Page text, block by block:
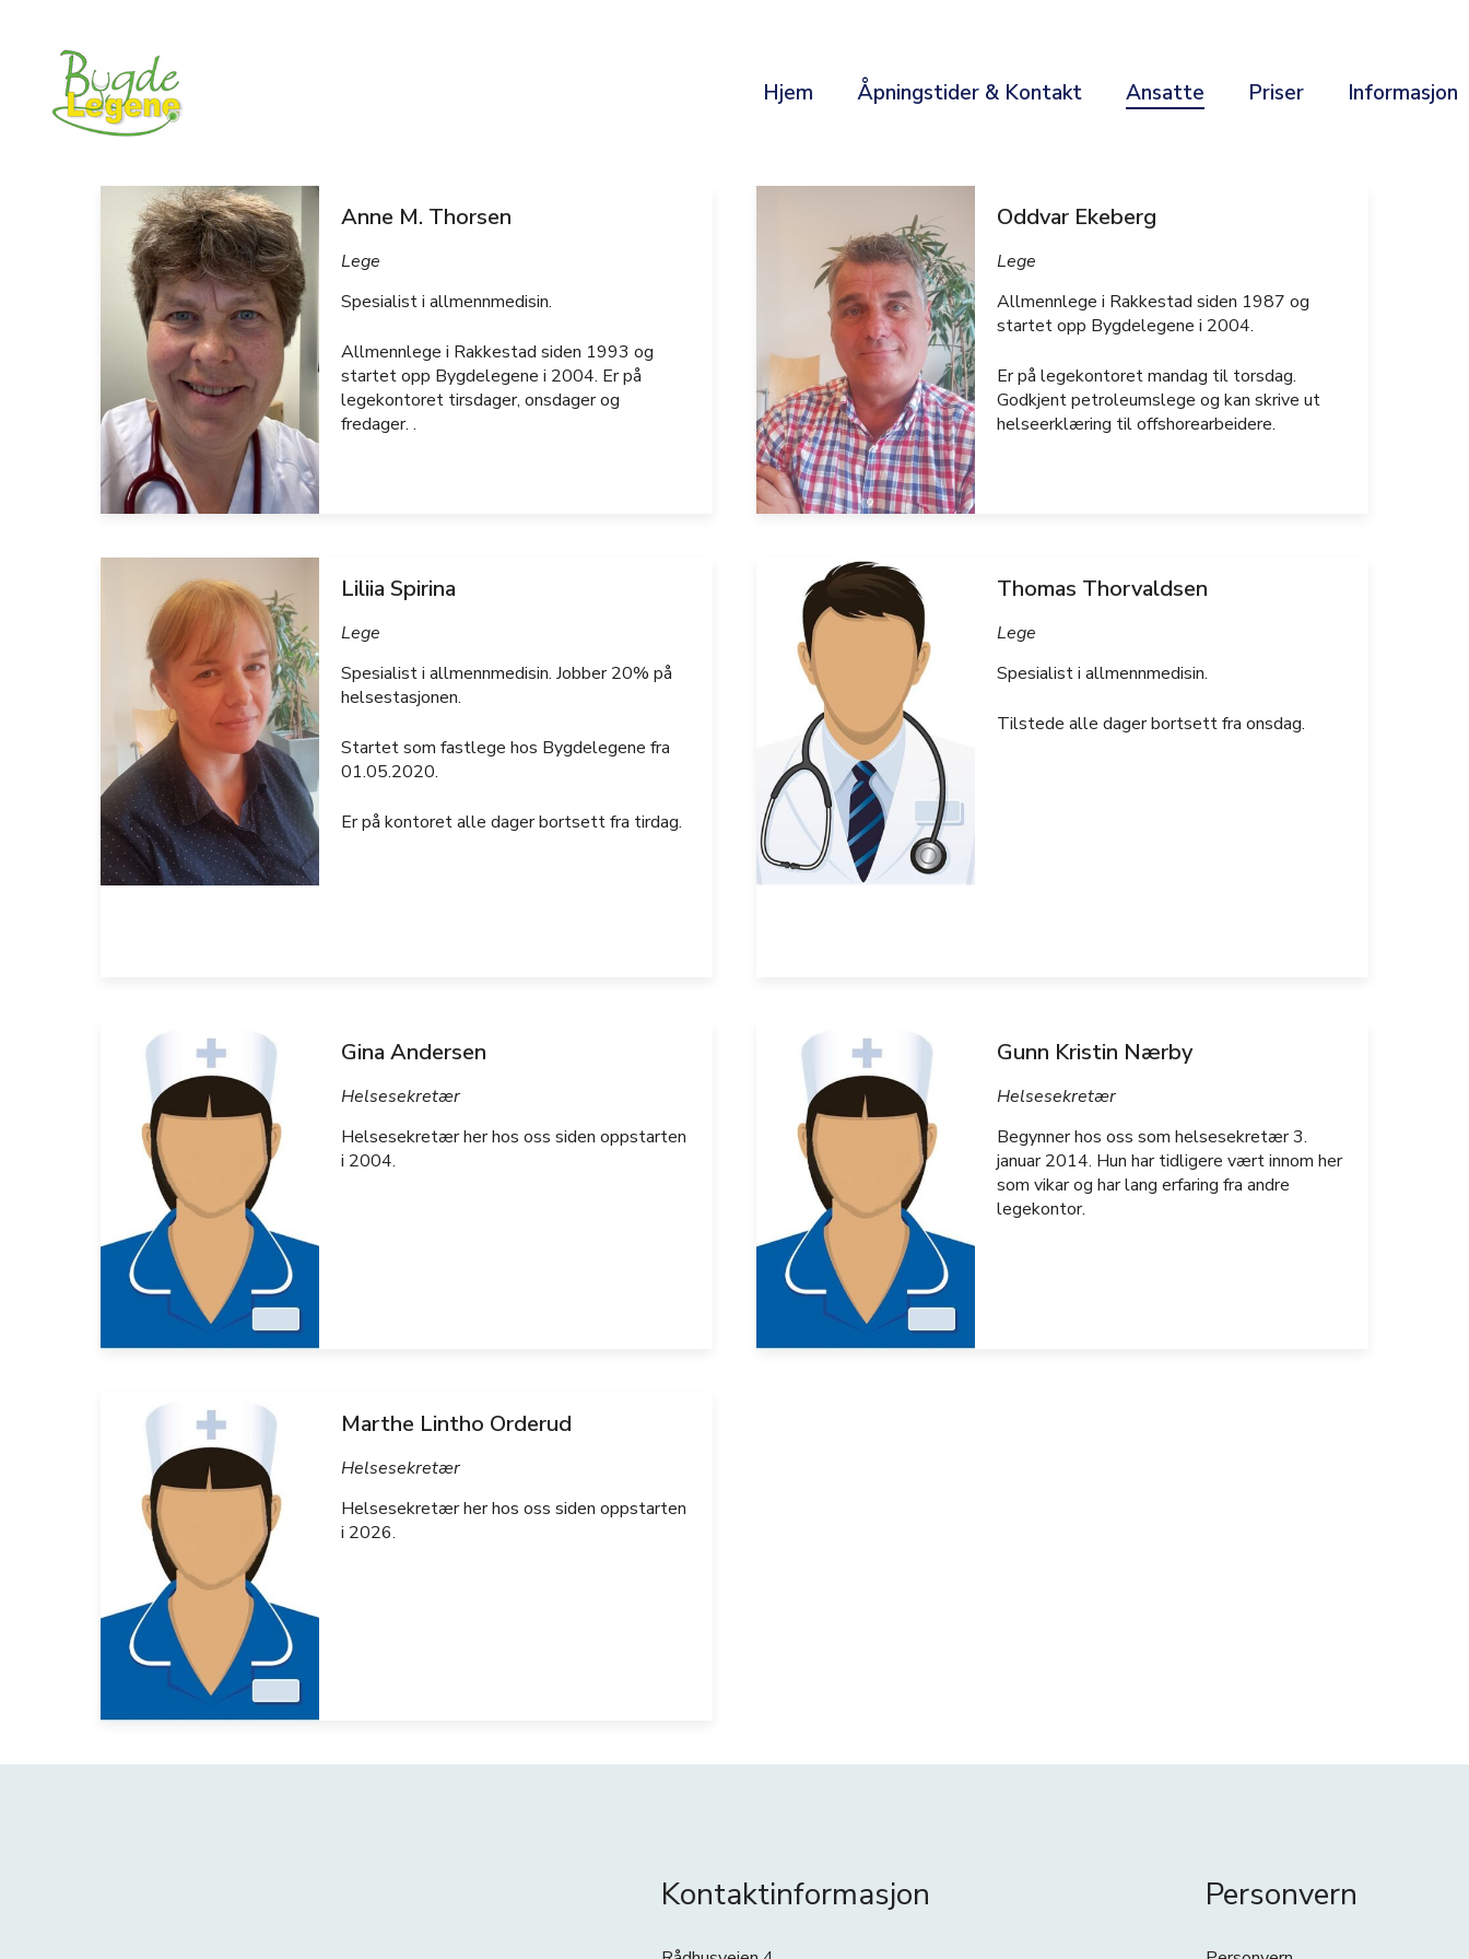
Hjem Åpningstider & Kontakt Ansatte Priser Informasjon
Anne M. Thorsen
Lege
Spesialist i allmennmedisin.
Allmennlege i Rakkestad siden 1993 og
startet opp Bygdelegene i 2004. Er på
legekontoret tirsdager, onsdager og
fredager. .
Oddvar Ekeberg
Lege
Allmennlege i Rakkestad siden 1987 og
startet opp Bygdelegene i 2004.
Er på legekontoret mandag til torsdag.
Godkjent petroleumslege og kan skrive ut
helseerklæring til offshorearbeidere.
Liliia Spirina
Lege
Spesialist i allmennmedisin. Jobber 20% på
helsestasjonen.
Startet som fastlege hos Bygdelegene fra
01.05.2020.
Er på kontoret alle dager bortsett fra tirdag.
Thomas Thorvaldsen
Lege
Spesialist i allmennmedisin.
Tilstede alle dager bortsett fra onsdag.
Gina Andersen
Helsesekretær
Helsesekretær her hos oss siden oppstarten
i 2004.
Gunn Kristin Nærby
Helsesekretær
Begynner hos oss som helsesekretær 3.
januar 2014. Hun har tidligere vært innom her
som vikar og har lang erfaring fra andre
legekontor.
Marthe Lintho Orderud
Helsesekretær
Helsesekretær her hos oss siden oppstarten
i 2026.
Kontaktinformasjon Personvern